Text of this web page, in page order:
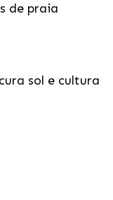
de praia
sol e cultura